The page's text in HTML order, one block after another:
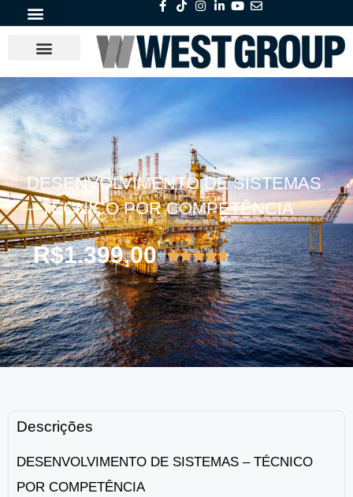
DESENVOLVIMENTO DE SISTEMAS
– TÉCNICO POR COMPETÊNCIA
R$1.399,00
Descrições
DESENVOLVIMENTO DE SISTEMAS – TÉCNICO
POR COMPETÊNCIA